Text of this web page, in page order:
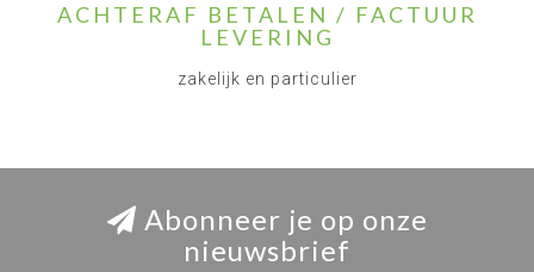
ACHTERAF BETALEN / FACTUUR
LEVERING
zakelijk en particulier
Abonneer je op onze
nieuwsbrief